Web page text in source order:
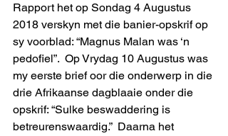
Rapport het op Sondag 4 Augustus
2018 verskyn met die banier-opskrif op
sy voorblad: “Magnus Malan was ‘n
pedofiel”.  Op Vrydag 10 Augustus was
my eerste brief oor die onderwerp in die
drie Afrikaanse dagblaaie onder die
opskrif: “Sulke beswaddering is
betreurenswaardig.”  Daarna het